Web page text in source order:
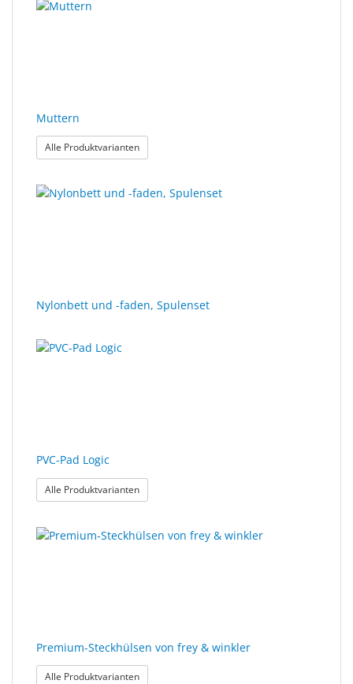
Muttern
Alle Produktvarianten: Muttern
Nylonbett und -faden, Spulenset
PVC-Pad Logic
Alle Produktvarianten: PVC-Pad Logic
Premium-Steckhülsen von frey & winkler
Alle Produktvarianten: Premium-Steckhülsen von frey & winkler